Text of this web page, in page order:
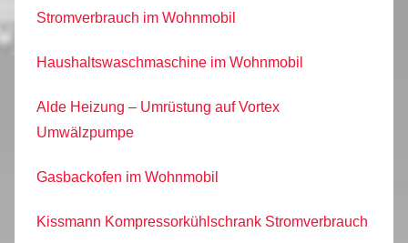
Stromverbrauch im Wohnmobil
Haushaltswaschmaschine im Wohnmobil
Alde Heizung – Umrüstung auf Vortex
Umwälzpumpe
Gasbackofen im Wohnmobil
Kissmann Kompressorkühlschrank Stromverbrauch